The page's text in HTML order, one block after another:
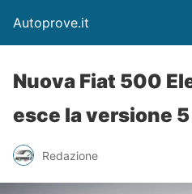
Autoprove.it
Nuova Fiat 500
esce la versione
Redazione